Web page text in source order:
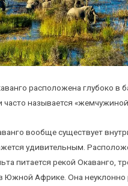
расположена глубоко в
часто называется
вообще существует
удивительным.
питается рекой Окаванго,
Южной Африке. Она неуклонно